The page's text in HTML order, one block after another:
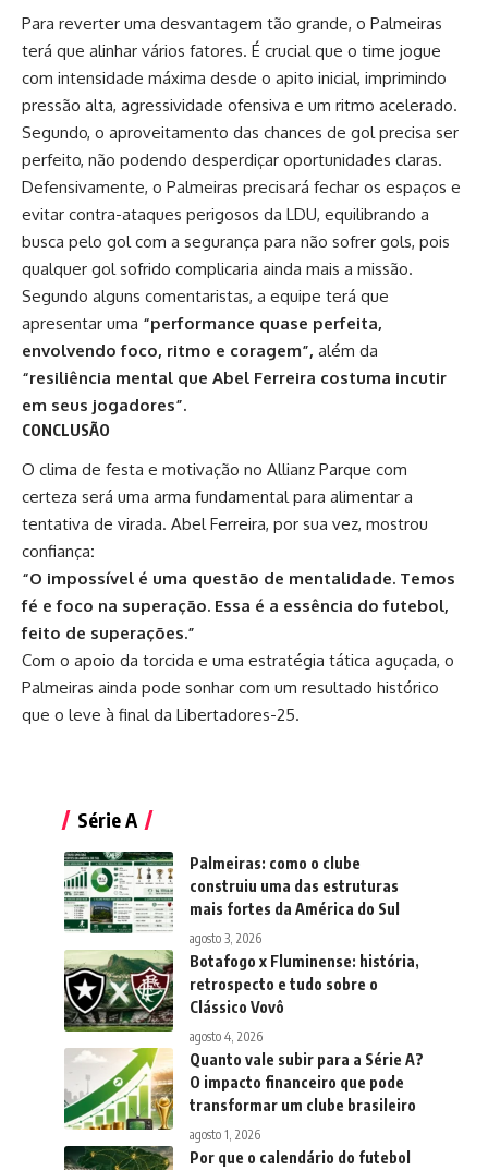
Para reverter uma desvantagem tão grande, o Palmeiras
terá que alinhar vários fatores. É crucial que o time jogue
com intensidade máxima desde o apito inicial, imprimindo
pressão alta, agressividade ofensiva e um ritmo acelerado.
Segundo, o aproveitamento das chances de gol precisa ser
perfeito, não podendo desperdiçar oportunidades claras.
Defensivamente, o Palmeiras precisará fechar os espaços e
evitar contra-ataques perigosos da LDU, equilibrando a
busca pelo gol com a segurança para não sofrer gols, pois
qualquer gol sofrido complicaria ainda mais a missão.
Segundo alguns comentaristas, a equipe terá que
apresentar uma “performance quase perfeita,
envolvendo foco, ritmo e coragem”, além da
“resiliência mental que Abel Ferreira costuma incutir
em seus jogadores”.
CONCLUSÃO
O clima de festa e motivação no Allianz Parque com
certeza será uma arma fundamental para alimentar a
tentativa de virada. Abel Ferreira, por sua vez, mostrou
confiança:
“O impossível é uma questão de mentalidade. Temos
fé e foco na superação. Essa é a essência do futebol,
feito de superações.”
Com o apoio da torcida e uma estratégia tática aguçada, o
Palmeiras ainda pode sonhar com um resultado histórico
que o leve à final da Libertadores-25.
Série A
Palmeiras: como o clube
construiu uma das estruturas
mais fortes da América do Sul
agosto 3, 2026
Botafogo x Fluminense: história,
retrospecto e tudo sobre o
Clássico Vovô
agosto 4, 2026
Quanto vale subir para a Série A?
O impacto financeiro que pode
transformar um clube brasileiro
agosto 1, 2026
Por que o calendário do futebol